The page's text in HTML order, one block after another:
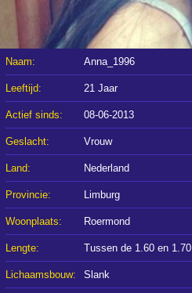
Naam: Anna_1996
Leeftijd: 21 Jaar
Actief sinds: 08-06-2013
Geslacht: Vrouw
Land: Nederland
Provincie: Limburg
Woonplaats: Roermond
Lengte: Tussen de 1.60 en 1.70
Lichaamsbouw: Slank